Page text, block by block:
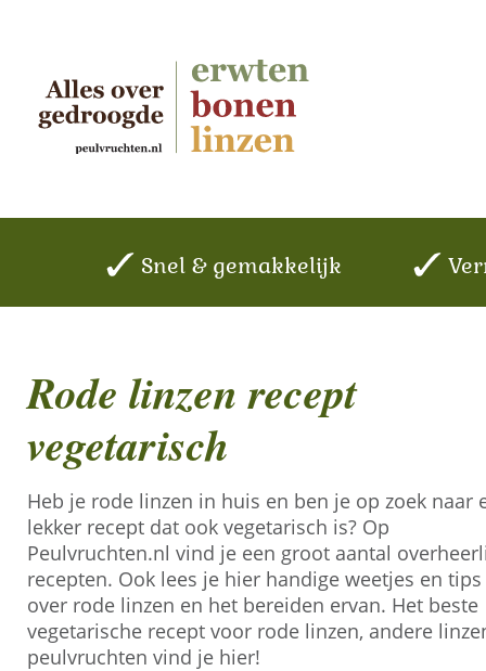
Snel & gemakkelijk
Rode linzen recept
vegetarisch
Heb je rode linzen in huis en ben je op zoek naar
lekker recept dat ook vegetarisch is? Op
Peulvruchten.nl vind je een groot aantal
recepten. Ook lees je hier handige weetjes en tips
over rode linzen en het bereiden ervan. Het beste
vegetarische recept voor rode linzen, andere
peulvruchten vind je hier!